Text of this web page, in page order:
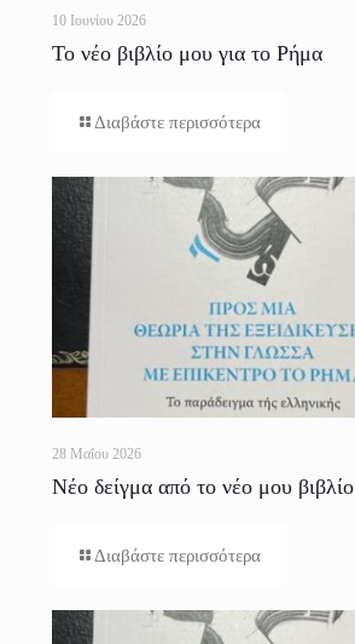
10 Ιουνίου 2026
Το νέο βιβλίο μου για το Ρήμα
Διαβάστε περισσότερα
28 Μαΐου 2026
Νέο δείγμα από το νέο μου βιβλίο
Διαβάστε περισσότερα